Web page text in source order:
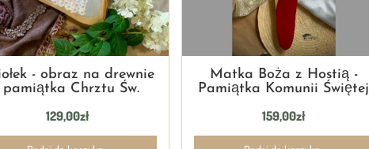
- obraz na drewnie
pamiątka Chrztu Św.
129,00zł
Matka Boża z Hostią -
Pamiątka Komunii Świętej
159,00zł